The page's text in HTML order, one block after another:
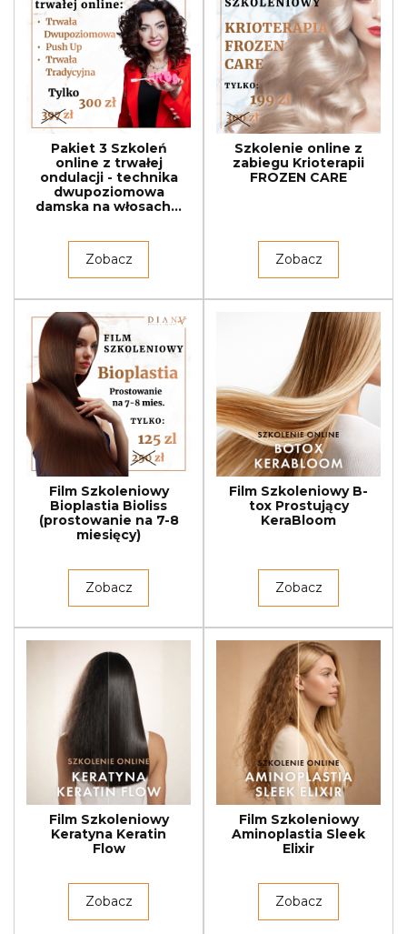
Pakiet 3 Szkoleń
online z trwałej
ondulacji - technika
dwupoziomowa
damska na włosach...
Zobacz
Szkolenie online z
zabiegu Krioterapii
FROZEN CARE
Zobacz
Film Szkoleniowy
Bioplastia Bioliss
(prostowanie na 7-8
miesięcy)
Zobacz
Film Szkoleniowy B-
tox Prostujący
KeraBloom
Zobacz
Film Szkoleniowy
Keratyna Keratin
Flow
Zobacz
Film Szkoleniowy
Aminoplastia Sleek
Elixir
Zobacz